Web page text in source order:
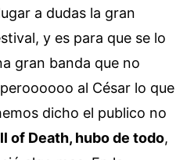
a dudas la gran
y es para que se lo
gran banda que no
al César lo que
dicho el publico no
of Death, hubo de todo,